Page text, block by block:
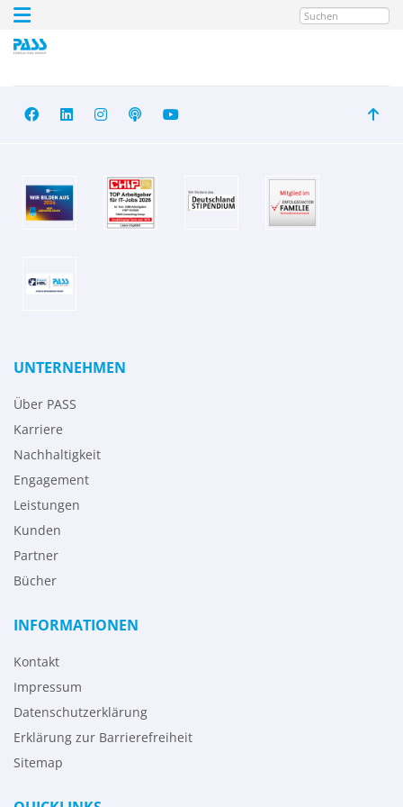
Suchen
UNTERNEHMEN
Über PASS
Karriere
Nachhaltigkeit
Engagement
Leistungen
Kunden
Partner
Bücher
INFORMATIONEN
Kontakt
Impressum
Datenschutzerklärung
Erklärung zur Barrierefreiheit
Sitemap